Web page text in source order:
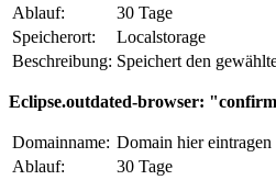
Ablauf:
30 Tage
Speicherort:
Localstorage
Beschreibung: Speichert den
Eclipse.outdated-browser:
Domainname: Domain hier eintragen
Ablauf:
30 Tage